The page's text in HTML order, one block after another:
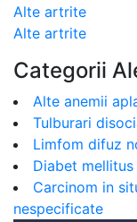
Alte artrite
Alte artrite
Categorii
Alte anemii
Tulburari
Limfom difuz
Diabet
Carcinom in
nespecificate